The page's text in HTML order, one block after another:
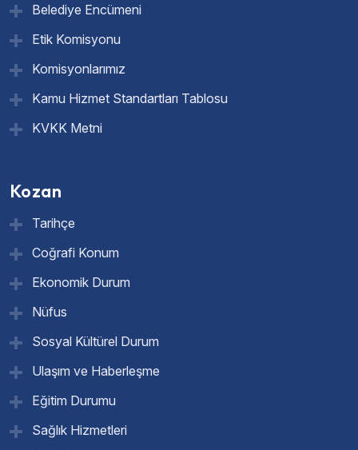
Belediye Encümeni
Etik Komisyonu
Komisyonlarımız
Kamu Hizmet Standartları Tablosu
KVKK Metni
Kozan
Tarihçe
Coğrafi Konum
Ekonomik Durum
Nüfus
Sosyal Kültürel Durum
Ulaşım ve Haberleşme
Eğitim Durumu
Sağlık Hizmetleri